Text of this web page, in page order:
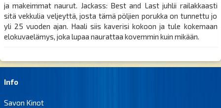
ja makeimmat naurut. Jackass: Best and Last juhlii railakkaasti
sitä vekkulia veljeyttä, josta tämä pöljien porukka on tunnettu jo
yli 25 vuoden ajan. Haali siis kaverisi kokoon ja tule kokemaan
elokuvaelämys, joka lupaa naurattaa kovemmin kuin mikään.
Info
Savon Kinot